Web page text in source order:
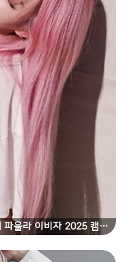
[HD] 에스파(aespa) 지젤(GISELLE) 로에베 파울라 이비자 2025 캠페인 고화질 화보